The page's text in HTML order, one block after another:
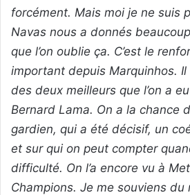
forcément. Mais moi je ne suis
Navas nous a donnés
que l’on oublie ça. C’est le
important depuis Marquinhos. Il
des deux meilleurs que l’on a
Bernard Lama. On a la chance
gardien, qui a été décisif, un
et sur qui on peut compter
difficulté. On l’a encore vu à
Champions. Je me souviens du